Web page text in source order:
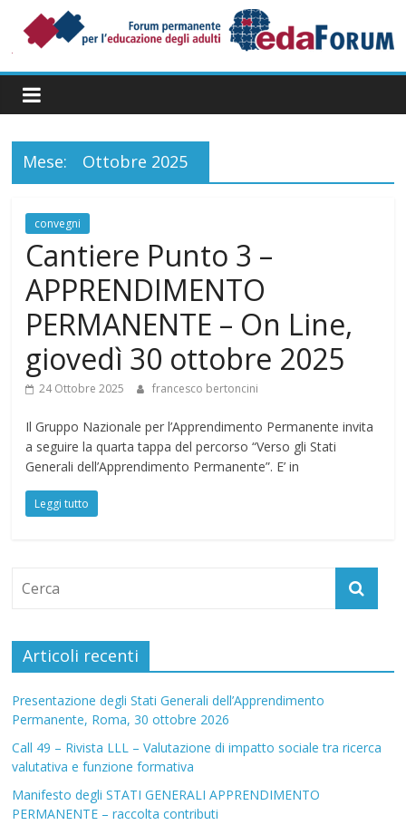
contenuto
Permanente
per
Adulti
Mese: Ottobre 2025
convegni
Cantiere Punto 3 –
APPRENDIMENTO
PERMANENTE – On Line,
giovedì 30 ottobre 2025
24 Ottobre 2025 francesco bertoncini
Il Gruppo Nazionale per l’Apprendimento Permanente invita
a seguire la quarta tappa del percorso “Verso gli Stati
Generali dell’Apprendimento Permanente”. E’ in
Leggi tutto
Articoli recenti
Presentazione degli Stati Generali dell’Apprendimento
Permanente, Roma, 30 ottobre 2026
Call 49 – Rivista LLL – Valutazione di impatto sociale tra ricerca
valutativa e funzione formativa
Manifesto degli STATI GENERALI APPRENDIMENTO
PERMANENTE – raccolta contributi